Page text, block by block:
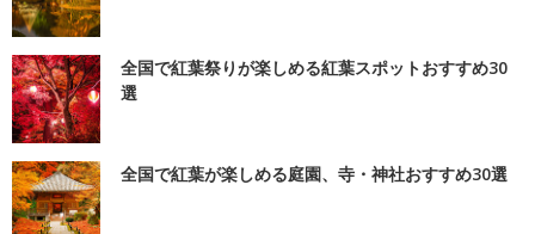
全国で紅葉祭りが楽しめる紅葉スポットおすすめ30
選
全国で紅葉が楽しめる庭園、寺・神社おすすめ30選